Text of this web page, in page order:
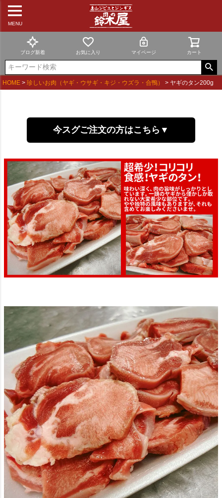
MENU
ブログ新着 お気に入り マイページ カート
HOME 珍しいお肉（ヤギ・ウサギ・キジ・ウズラ・合鴨） ヤギのタン200g
今スグご注文の方はこちら▼